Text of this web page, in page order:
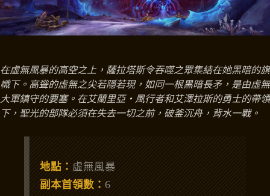
在虛無風暴的高空之上，薩拉塔斯令吞噬之眾集結在她黑暗的旗
幟下。高聳的虛無之尖若隱若現，如同一根黑暗長矛，是由虛無
大軍鎮守的要塞。在艾蘭里亞‧風行者和艾澤拉斯的勇士的帶領
下，聖光的部隊必須在失去一切之前，破釜沉舟，背水一戰。
地點： 虛無風暴
副本首領數：6